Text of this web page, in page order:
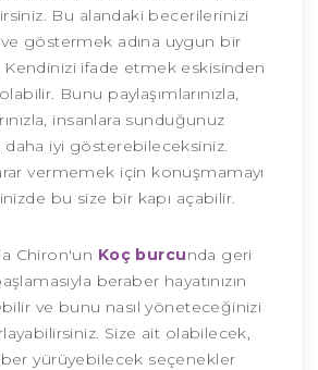
Bu alandaki becerilerinizi
göstermek adına uygun bir
ifade etmek eskisinden
Bunu paylaşımlarınızla,
insanlara sunduğunuz
daha iyi gösterebileceksiniz.
vermemek için konuşmamayı
bu size bir kapı açabilir.
Chiron'un Koç burcunda geri
beraber hayatınızın
ve bunu nasıl yöneteceğinizi
Size ait olabilecek,
yürüyebilecek seçenekler